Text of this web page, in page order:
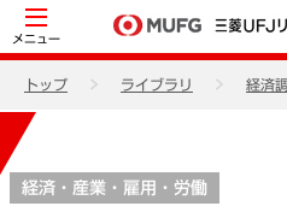
メニュー
トップ ライブラリ 経済
経済・産業・雇用・労働